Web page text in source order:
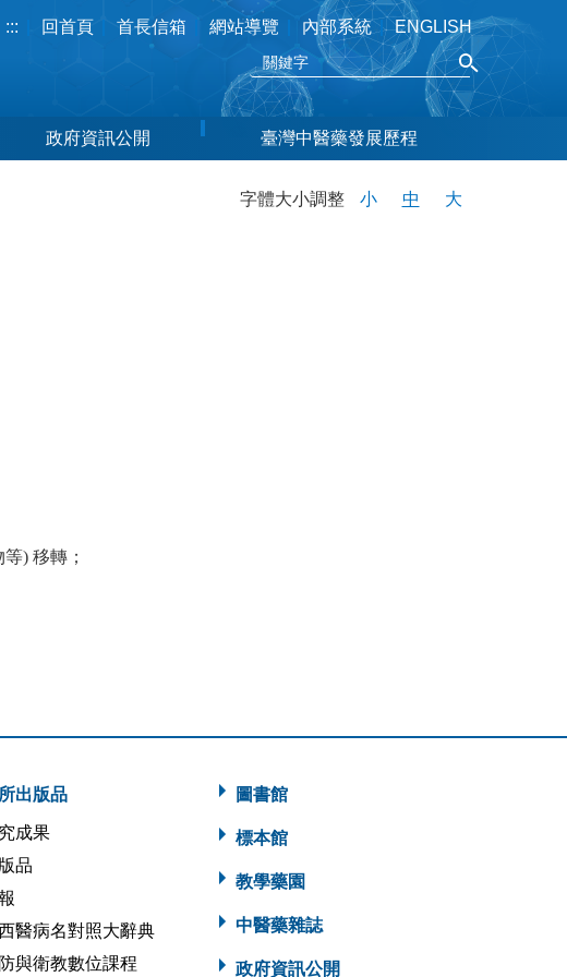
::: 回首頁 首長信箱 網站導覽 內部系統 ENGLISH
政府資訊公開 臺灣中醫藥發展歷程
字體大小調整 小 中 大
) 移轉 ；
出版品
成果
品
醫病名對照大辭典
與衛教數位課程
圖書館
標本館
教學藥園
中醫藥雜誌
政府資訊公開